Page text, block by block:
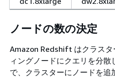
ノードの数の決定
Amazon Redshift はクラス
ィングノードにクエリを分
で、クラスターにノードを追